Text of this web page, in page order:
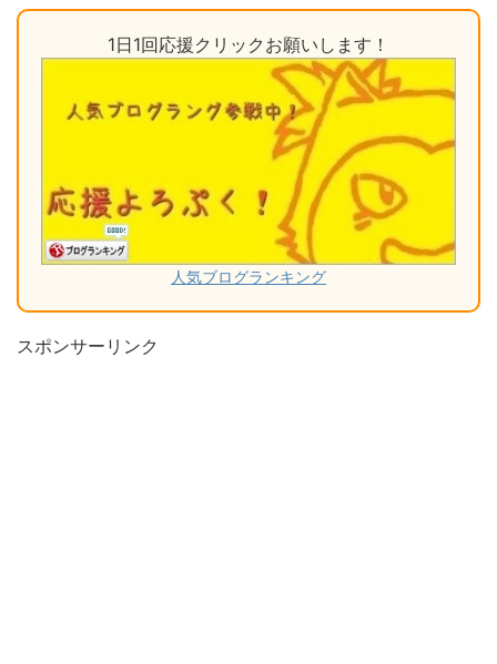
1日1回応援クリックお願いします！
人気ブログランキング
スポンサーリンク